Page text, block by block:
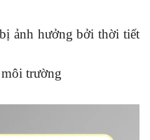
ảnh hưởng bởi thời tiết
trường